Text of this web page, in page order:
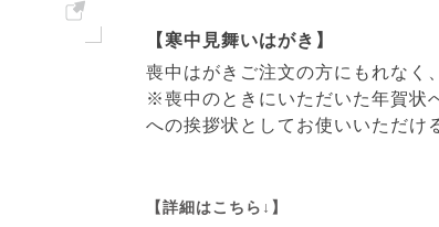
【寒中見舞いはがき】
喪中はがきご注文の方にもれなく
※喪中のときにいただいた年賀状
への挨拶状としてお使いいただけ
【詳細はこちら↓】